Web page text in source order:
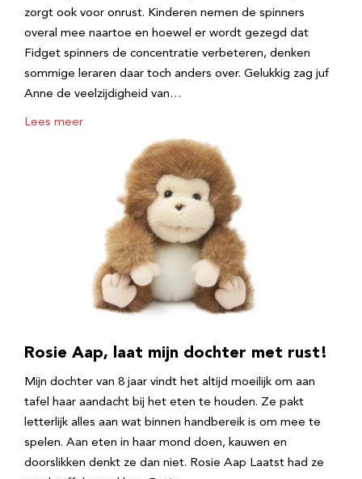
zorgt ook voor onrust. Kinderen nemen de spinners
overal mee naartoe en hoewel er wordt gezegd dat
Fidget spinners de concentratie verbeteren, denken
sommige leraren daar toch anders over. Gelukkig zag juf
Anne de veelzijdigheid van…
Lees meer
Rosie Aap, laat mijn dochter met rust!
Mijn dochter van 8 jaar vindt het altijd moeilijk om aan
tafel haar aandacht bij het eten te houden. Ze pakt
letterlijk alles aan wat binnen handbereik is om mee te
spelen. Aan eten in haar mond doen, kauwen en
doorslikken denkt ze dan niet. Rosie Aap Laatst had ze